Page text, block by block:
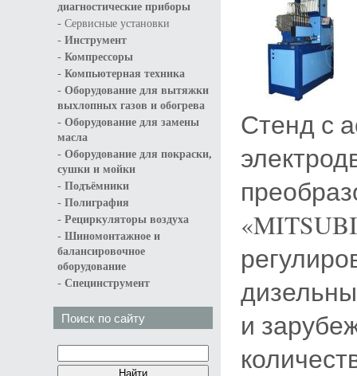
диагностические приборы
- Сервисные установки
- Инструмент
- Компрессоры
- Компьютерная техника
- Оборудование для вытяжки
выхлопных газов и обогрева
- Оборудование для замены
масла
- Оборудование для покраски,
сушки и мойки
- Подъёмники
- Полиграфия
- Рециркуляторы воздуха
- Шиномонтажное и
балансировочное
оборудование
- Специнструмент
Поиск по сайту
Стенд с
и